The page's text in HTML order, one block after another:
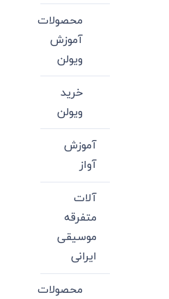
محصولات
آموزش
ویولن
خرید
ویولن
آموزش
آواز
آلات
متفرقه
موسیقی
ایرانی
محصولات